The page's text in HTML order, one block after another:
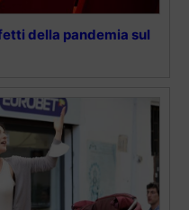
della pandemia sul